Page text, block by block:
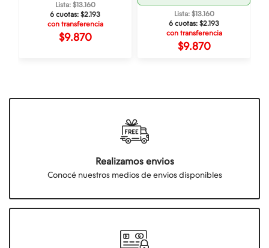
Lista: $13.160
6 cuotas: $2.193
con transferencia
$9.870
Lista: $13.160
6 cuotas: $2.193
con transferencia
$9.870
Realizamos envios
Conocé nuestros medios de envios disponibles